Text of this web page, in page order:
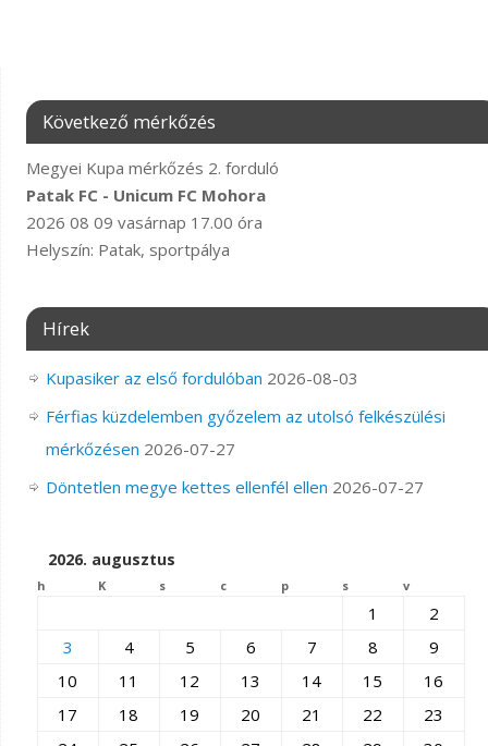
Következő mérkőzés
Megyei Kupa mérkőzés 2. forduló
Patak FC - Unicum FC Mohora
2026 08 09 vasárnap 17.00 óra
Helyszín: Patak, sportpálya
Hírek
Kupasiker az első fordulóban 2026-08-03
Férfias küzdelemben győzelem az utolsó felkészülési
mérkőzésen 2026-07-27
Döntetlen megye kettes ellenfél ellen 2026-07-27
2026. augusztus
h K s c p s v
1
2
3
4 5 6 7 8
9
10
11 12 13 14 15
16
17
18 19 20 21 22
23